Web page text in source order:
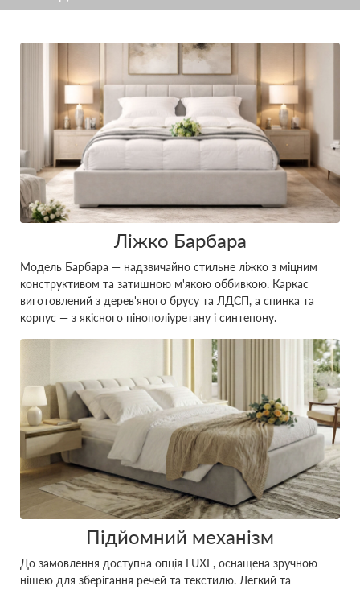
Ліжко Барбара
Модель Барбара — надзвичайно стильне ліжко з міцним
конструктивом та затишною м'якою оббивкою. Каркас
виготовлений з дерев'яного брусу та ЛДСП, а спинка та
корпус — з якісного пінополіуретану і синтепону.
Підйомний механізм
До замовлення доступна опція LUXE, оснащена зручною
нішею для зберігання речей та текстилю. Легкий та